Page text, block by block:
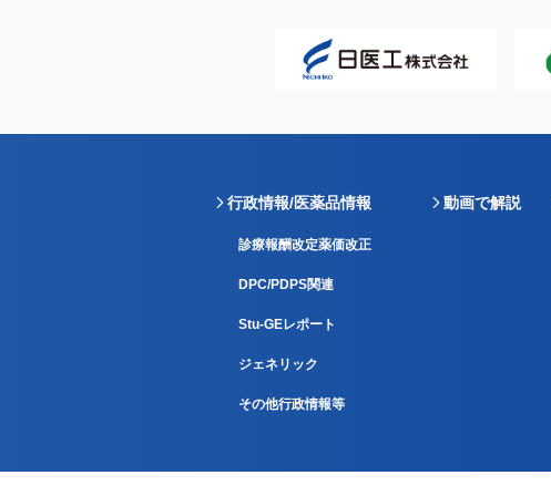
行政情報/医薬品情報
診療報酬改定薬価改正
DPC/PDPS関連
Stu-GEレポート
ジェネリック
その他行政情報等
動画で解説